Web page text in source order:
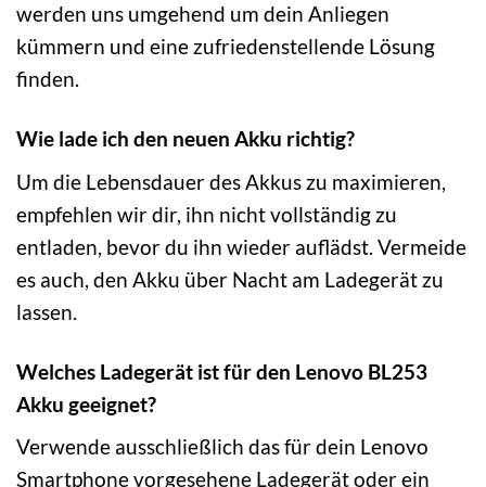
werden uns umgehend um dein Anliegen
kümmern und eine zufriedenstellende Lösung
finden.
Wie lade ich den neuen Akku richtig?
Um die Lebensdauer des Akkus zu maximieren,
empfehlen wir dir, ihn nicht vollständig zu
entladen, bevor du ihn wieder auflädst. Vermeide
es auch, den Akku über Nacht am Ladegerät zu
lassen.
Welches Ladegerät ist für den Lenovo BL253
Akku geeignet?
Verwende ausschließlich das für dein Lenovo
Smartphone vorgesehene Ladegerät oder ein